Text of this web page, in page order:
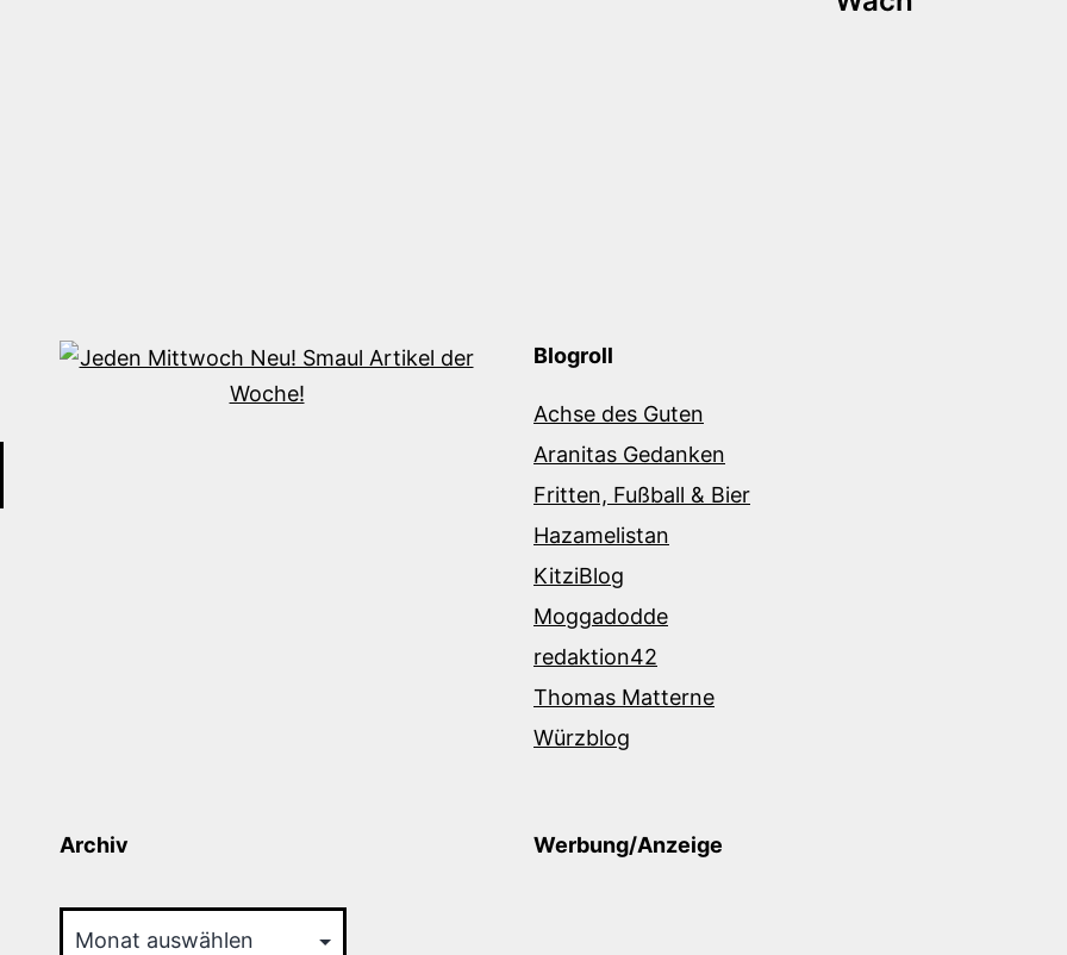
Blogroll
Achse des Guten
Aranitas Gedanken
Fritten, Fußball & Bier
Hazamelistan
KitziBlog
Moggadodde
redaktion42
Thomas Matterne
Würzblog
Archiv Werbung/Anzeige